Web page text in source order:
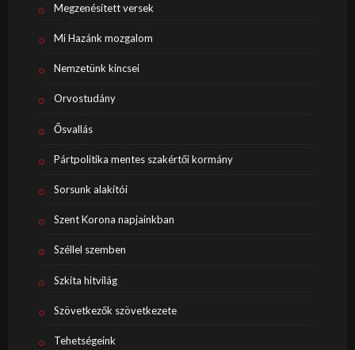
Megzenésített versek
Mi Hazánk mozgalom
Nemzetünk kincsei
Orvostudány
Ősvallás
Pártpolitika mentes szakértői kormány
Sorsunk alakítói
Szent Korona napjainkban
Széllel szemben
Szkíta hitvilág
Szövetkezők szövetkezete
Tehetségeink